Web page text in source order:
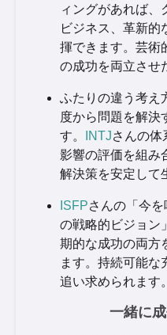
ィングがあれば、
ビジネス、革新的
揮できます。芸術
の成功を両立させ
ふたりの違う考え
度から問題を解決
す。
INTJさんの体
影響の評価を組み
解決策を安定して
ISFPさんの「今
の戦略的ビジョン
期的な成功の両方
ます。持続可能な
追い求められます。
一緒に